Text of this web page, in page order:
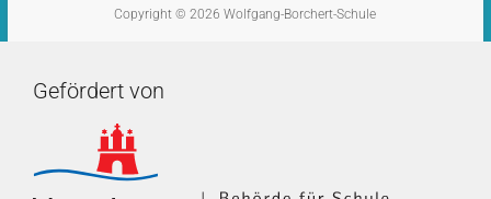
Copyright © 2026Wolfgang-Borchert-Schule
Gefördert von